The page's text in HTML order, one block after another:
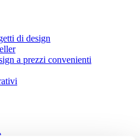
di design
a prezzi convenienti